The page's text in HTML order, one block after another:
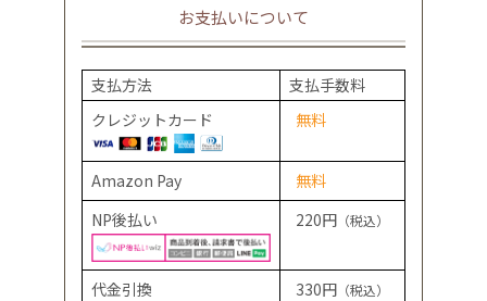
お支払いについて
支払方法
支払手数料
クレジットカード
無料
Amazon Pay
無料
NP後払い
220円 （税込）
代金引換 330円 （税込）